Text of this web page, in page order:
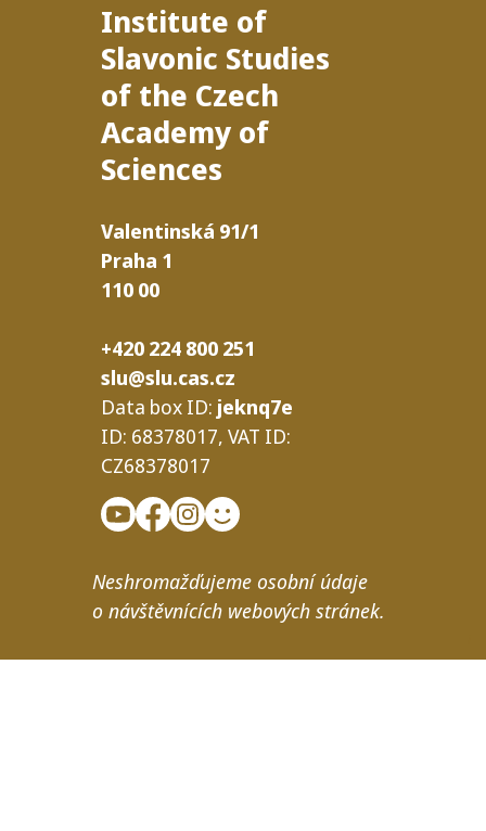
Institute of
Slavonic Studies
of the Czech
Academy of
Sciences
Valentinská 91/​1
Praha 1
110 00
+420 224 800 251
slu@slu.cas.cz
Data box ID: jeknq7e
ID: 68378017,VAT ID:
CZ68378017
Neshro­maž­ďu­je­me osob­ní úda­je
o návštěv­ní­cích webo­vých stránek.